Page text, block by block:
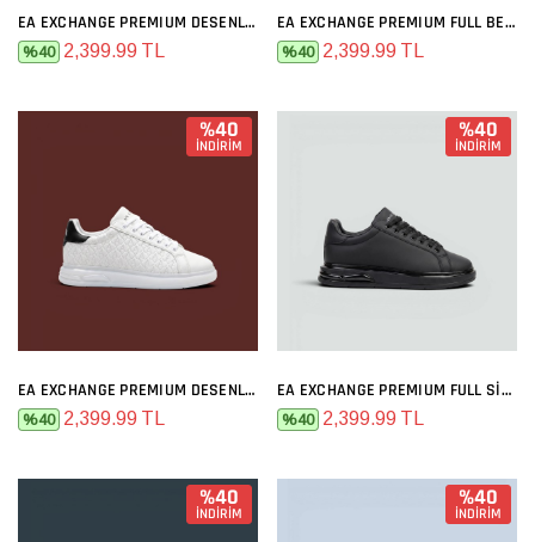
EA EXCHANGE PREMIUM DESENLI SIYAH BEYAZ
%40 2,399.99 TL
EA EXCHANGE PREMIUM FULL BEYAZ
%40 2,399.99 TL
%40
İNDİRİM
EA EXCHANGE PREMIUM DESENLI BEYAZ SIYAH
%40 2,399.99 TL
%40
İNDİRİM
EA EXCHANGE PREMIUM FULL SIYAH
%40 2,399.99 TL
%40
İNDİRİM
%40
İNDİRİM